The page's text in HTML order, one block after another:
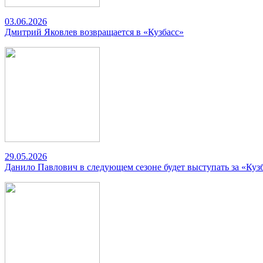
03.06.2026
Дмитрий Яковлев возвращается в «Кузбасс»
29.05.2026
Данило Павлович в следующем сезоне будет выступать за